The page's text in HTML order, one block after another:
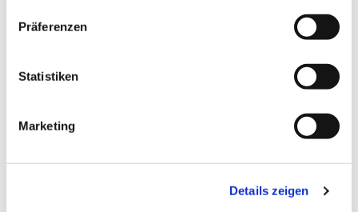
Präferenzen
Statistiken
Marketing
Details zeigen